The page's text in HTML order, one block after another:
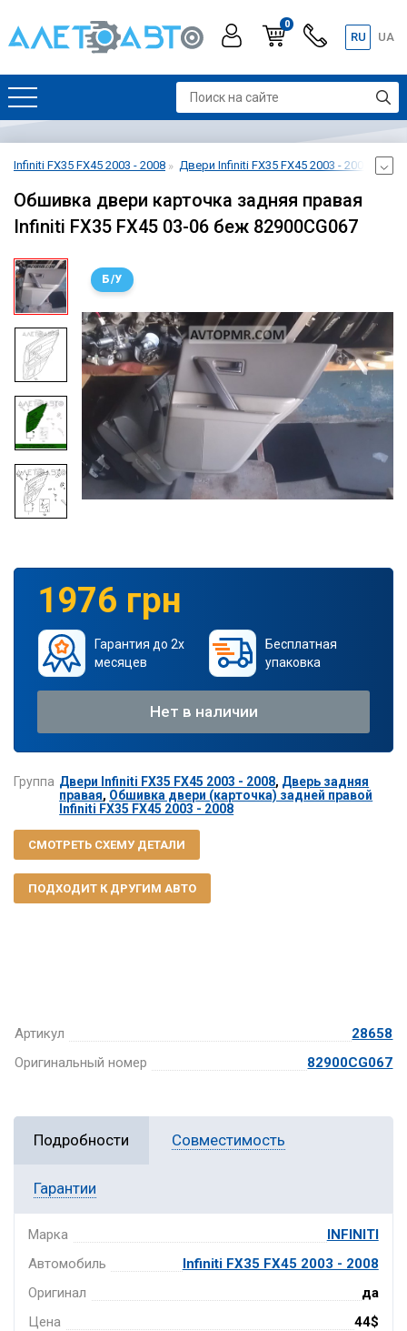
0
RU UA
Infiniti FX35 FX45 2003 - 2008 Двери Infiniti FX35 FX45 2003 - 2008
Обшивка двери карточка задняя правая
Infiniti FX35 FX45 03-06 беж 82900CG067
Б/У
Артикул
28658
Оригинальный номер
82900CG067
1976 грн
Гарантия до 2х
месяцев
Бесплатная
упаковка
Нет в наличии
Группа Двери Infiniti FX35 FX45 2003 - 2008, Дверь задняя
правая, Обшивка двери (карточка) задней правой
Infiniti FX35 FX45 2003 - 2008
СМОТРЕТЬ СХЕМУ ДЕТАЛИ
ПОДХОДИТ К ДРУГИМ АВТО
Подробности Совместимость
Гарантии
Марка
INFINITI
Автомобиль
Infiniti FX35 FX45 2003 - 2008
Оригинал
да
Цена
44$